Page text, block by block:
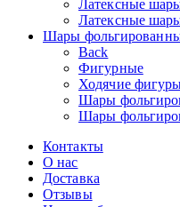
Латексные
Латексные
Шары
Back
Фигурные
Ходячие
Шары
Шары
Контакты
О нас
Доставка
Отзывы